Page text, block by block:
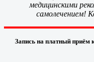
медицинскими
самолечением!
Запись на платный приём